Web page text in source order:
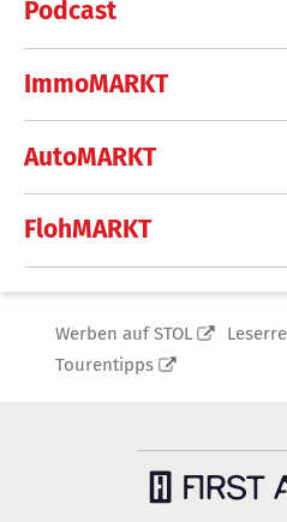
Podcast
ImmoMARKT
AutoMARKT
FlohMARKT
Werben auf STOL
Tourentipps